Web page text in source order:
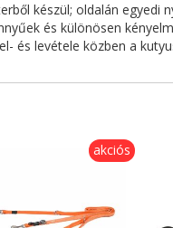
készül; oldalán
és különösen
és levétele közben a
akciós